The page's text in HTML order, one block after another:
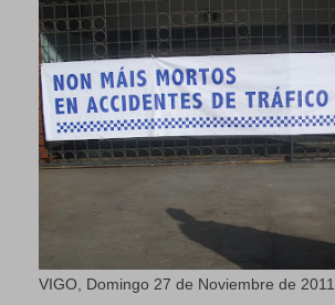
VIGO, Domingo 27 de Noviembre de 2011